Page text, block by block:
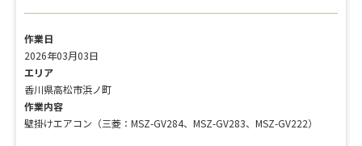
作業日
2026年03月03日
エリア
香川県高松市浜ノ町
作業内容
壁掛けエアコン（三菱：MSZ-GV284、MSZ-GV283、MSZ-GV222）